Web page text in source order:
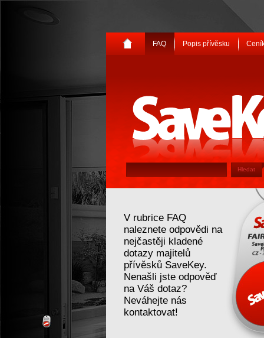
FAQ Popis přívěsku
SaveKey
V rubrice FAQ
naleznete odpovědi na
nejčastěji kladené
dotazy majitelů
přívěsků SaveKey.
Nenašli jste odpověď
na Váš dotaz?
Neváhejte nás
kontaktovat!